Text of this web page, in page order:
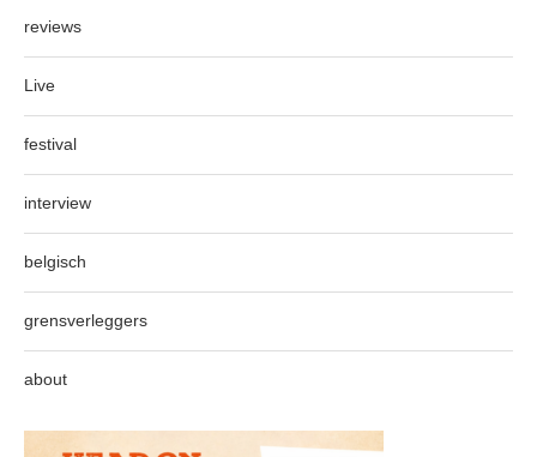
reviews
Live
festival
interview
belgisch
grensverleggers
about